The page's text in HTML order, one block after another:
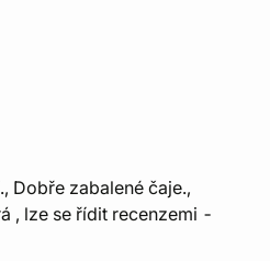
Dobře zabalené čaje.,
, lze se řídit recenzemi -